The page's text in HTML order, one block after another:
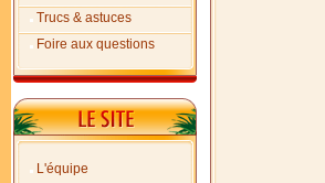
Trucs & astuces
Foire aux questions
L'équipe